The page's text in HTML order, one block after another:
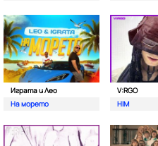
Играта и Лео
На морето
V:RGO
HIM